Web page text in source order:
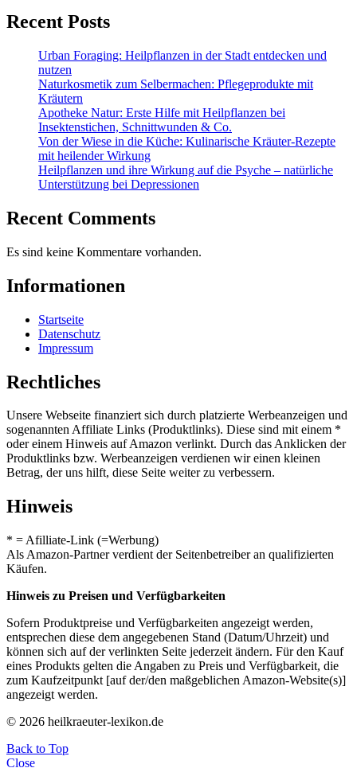
Recent Posts
Urban Foraging: Heilpflanzen in der Stadt entdecken und
nutzen
Naturkosmetik zum Selbermachen: Pflegeprodukte mit
Kräutern
Apotheke Natur: Erste Hilfe mit Heilpflanzen bei
Insektenstichen, Schnittwunden & Co.
Von der Wiese in die Küche: Kulinarische Kräuter-Rezepte
mit heilender Wirkung
Heilpflanzen und ihre Wirkung auf die Psyche – natürliche
Unterstützung bei Depressionen
Recent Comments
Es sind keine Kommentare vorhanden.
Informationen
Startseite
Datenschutz
Impressum
Rechtliches
Unsere Webseite finanziert sich durch platzierte Werbeanzeigen und
sogenannten Affiliate Links (Produktlinks). Diese sind mit einem *
oder einem Hinweis auf Amazon verlinkt. Durch das Anklicken der
Produktlinks bzw. Werbeanzeigen verdienen wir einen kleinen
Betrag, der uns hilft, diese Seite weiter zu verbessern.
Hinweis
* = Afilliate-Link (=Werbung)
Als Amazon-Partner verdient der Seitenbetreiber an qualifizierten
Käufen.
Hinweis zu Preisen und Verfügbarkeiten
Sofern Produktpreise und Verfügbarkeiten angezeigt werden,
entsprechen diese dem angegebenen Stand (Datum/Uhrzeit) und
können sich auf der verlinkten Seite jederzeit ändern. Für den Kauf
eines Produkts gelten die Angaben zu Preis und Verfügbarkeit, die
zum Kaufzeitpunkt [auf der/den maßgeblichen Amazon-Website(s)]
angezeigt werden.
© 2026 heilkraeuter-lexikon.de
Back to Top
Close